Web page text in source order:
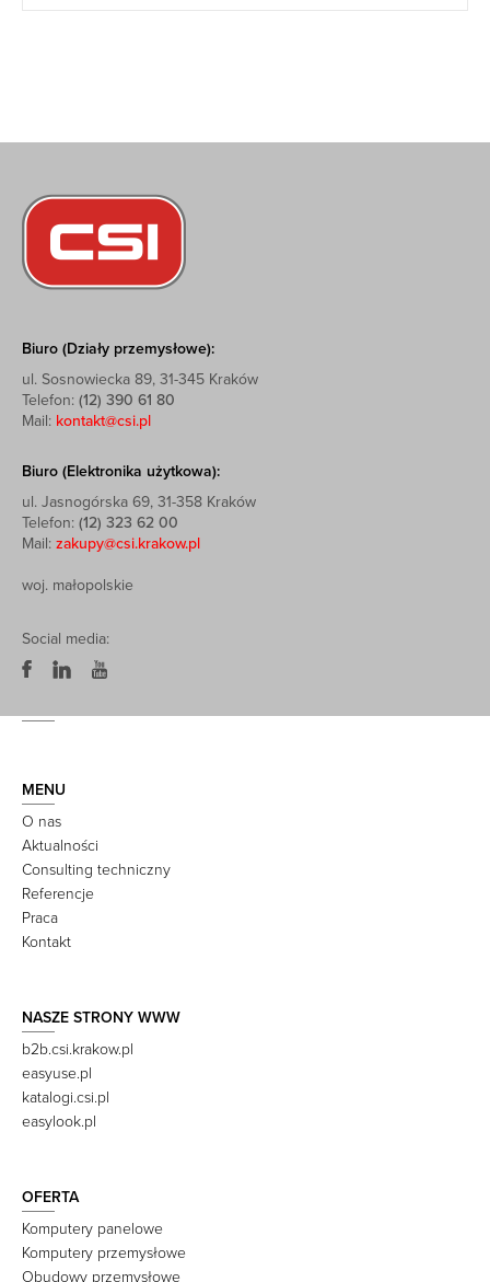
Biuro (Działy przemysłowe):
ul. Sosnowiecka 89, 31-345 Kraków
Telefon: (12) 390 61 80
Mail: kontakt@csi.pl
Biuro (Elektronika użytkowa):
ul. Jasnogórska 69, 31-358 Kraków
Telefon: (12) 323 62 00
Mail: zakupy@csi.krakow.pl
woj. małopolskie
Social media:
MENU
O nas
Aktualności
Consulting techniczny
Referencje
Praca
Kontakt
NASZE STRONY WWW
b2b.csi.krakow.pl
easyuse.pl
katalogi.csi.pl
easylook.pl
OFERTA
Komputery panelowe
Komputery przemysłowe
Obudowy przemysłowe